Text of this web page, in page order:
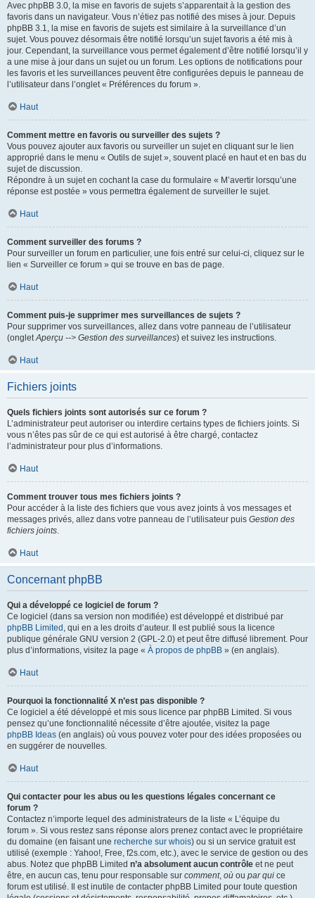
Avec phpBB 3.0, la mise en favoris de sujets s’apparentait à la gestion des
favoris dans un navigateur. Vous n’étiez pas notifié des mises à jour. Depuis
phpBB 3.1, la mise en favoris de sujets est similaire à la surveillance d’un
sujet. Vous pouvez désormais être notifié lorsqu’un sujet favoris a été mis à
jour. Cependant, la surveillance vous permet également d’être notifié lorsqu’il y
a une mise à jour dans un sujet ou un forum. Les options de notifications pour
les favoris et les surveillances peuvent être configurées depuis le panneau de
l’utilisateur dans l’onglet « Préférences du forum ».
Haut
Comment mettre en favoris ou surveiller des sujets ?
Vous pouvez ajouter aux favoris ou surveiller un sujet en cliquant sur le lien
approprié dans le menu « Outils de sujet », souvent placé en haut et en bas du
sujet de discussion.
Répondre à un sujet en cochant la case du formulaire « M’avertir lorsqu’une
réponse est postée » vous permettra également de surveiller le sujet.
Haut
Comment surveiller des forums ?
Pour surveiller un forum en particulier, une fois entré sur celui-ci, cliquez sur le
lien « Surveiller ce forum » qui se trouve en bas de page.
Haut
Comment puis-je supprimer mes surveillances de sujets ?
Pour supprimer vos surveillances, allez dans votre panneau de l’utilisateur
(ongletAperçu --> Gestion des surveillances) et suivez les instructions.
Haut
Fichiers joints
Quels fichiers joints sont autorisés sur ce forum ?
L’administrateur peut autoriser ou interdire certains types de fichiers joints. Si
vous n’êtes pas sûr de ce qui est autorisé à être chargé, contactez
l’administrateur pour plus d’informations.
Haut
Comment trouver tous mes fichiers joints ?
Pour accéder à la liste des fichiers que vous avez joints à vos messages et
messages privés, allez dans votre panneau de l’utilisateur puis Gestion des
fichiers joints.
Haut
Concernant phpBB
Qui a développé ce logiciel de forum ?
Ce logiciel (dans sa version non modifiée) est développé et distribué par
phpBB Limited , qui en a les droits d’auteur. Il est publié sous la licence
publique générale GNU version 2 (GPL-2.0) et peut être diffusé librement. Pour
plus d’informations, visitez la page « À propos de phpBB » (en anglais).
Haut
Pourquoi la fonctionnalité X n’est pas disponible ?
Ce logiciel a été développé et mis sous licence par phpBB Limited. Si vous
pensez qu’une fonctionnalité nécessite d’être ajoutée, visitez la page
phpBB Ideas (en anglais) où vous pouvez voter pour des idées proposées ou
en suggérer de nouvelles.
Haut
Qui contacter pour les abus ou les questions légales concernant ce
forum ?
Contactez n’importe lequel des administrateurs de la liste « L’équipe du
forum ». Si vous restez sans réponse alors prenez contact avec le propriétaire
du domaine (en faisant une recherche sur whois) ou si un service gratuit est
utilisé (exemple : Yahoo!, Free, f2s.com, etc.), avec le service de gestion ou des
abus. Notez que phpBB Limited n’a absolument aucun contrôle et ne peut
être, en aucun cas, tenu pour responsable sur comment, où ou par qui ce
forum est utilisé. Il est inutile de contacter phpBB Limited pour toute question